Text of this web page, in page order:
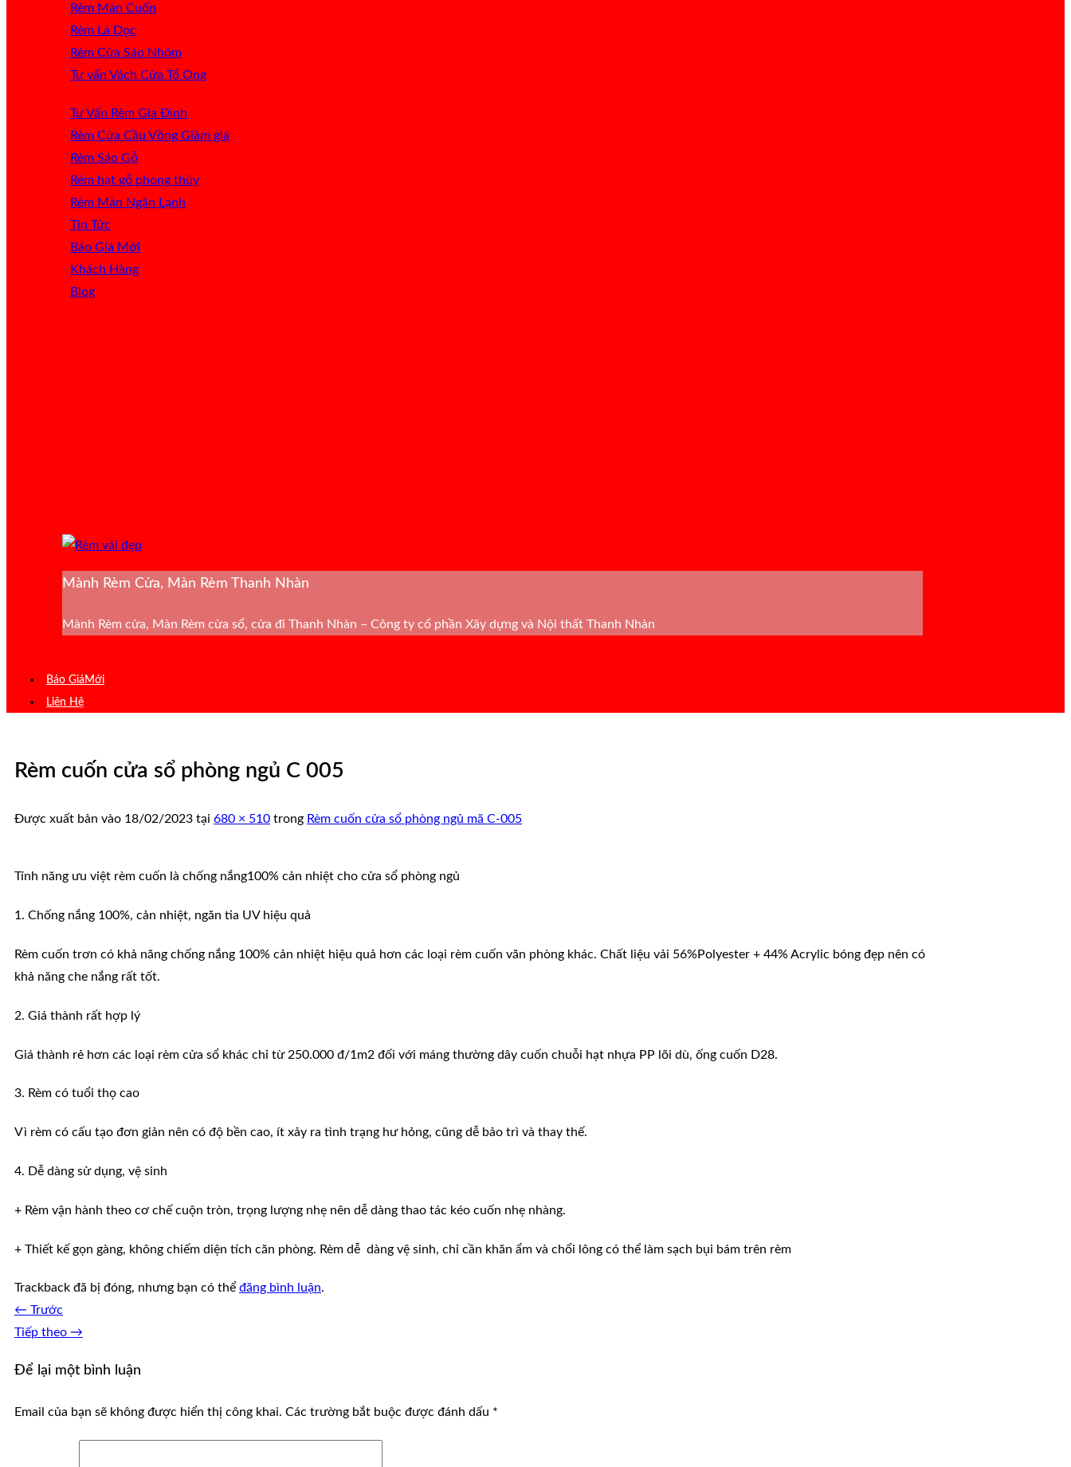
Rèm Màn Cuốn
Rèm Lá Dọc
Rèm Cửa Sáo Nhôm
Tư vấn Vách Cửa Tổ Ong
Tư Vấn Rèm Gia Đình
Rèm Cửa Cầu Vồng
Rèm Sáo Gỗ
Rèm hạt gỗ phong thủy
Rèm Màn Ngăn Lạnh
Tin Tức
Báo Giá
Khách Hàng
Blog
Mành Rèm Cửa, Màn Rèm Thanh Nhàn
Mành Rèm cửa, Màn Rèm cửa sổ, cửa đi Thanh Nhàn – Công ty cổ phần Xây dựng và Nội thất Thanh Nhàn
Báo Giá
Liên Hệ
Rèm cuốn cửa sổ phòng ngủ C 005
Được xuất bản vào 18/02/2023 tại 680 × 510 trong Rèm cuốn cửa sổ phòng ngủ mã C-005
Tính năng ưu việt rèm cuốn là chống nắng100% cản nhiệt cho cửa sổ phòng ngủ
1. Chống nắng 100%, cản nhiệt, ngăn tia UV hiệu quả
Rèm cuốn trơn có khả năng chống nắng 100% cản nhiệt hiệu quả hơn các loại rèm cuốn văn phòng khác. Chất liệu vải 56%Polyester + 44% Acrylic bóng đẹp nên có
khả năng che nắng rất tốt.
2. Giá thành rất hợp lý
Giá thành rẻ hơn các loại rèm cửa sổ khác chỉ từ 250.000 đ/1m2 đối với máng thường dây cuốn chuỗi hạt nhựa PP lõi dù, ống cuốn D28.
3. Rèm có tuổi thọ cao
Vì rèm có cấu tạo đơn giản nên có độ bền cao, ít xảy ra tình trạng hư hỏng, cũng dễ bảo trì và thay thế.
4. Dễ dàng sử dụng, vệ sinh
+ Rèm vận hành theo cơ chế cuộn tròn, trọng lượng nhẹ nên dễ dàng thao tác kéo cuốn nhẹ nhàng.
+ Thiết kế gọn gàng, không chiếm diện tích căn phòng. Rèm dễ dàng vệ sinh, chỉ cần khăn ẩm và chổi lông có thể làm sạch bụi bám trên rèm
Trackback đã bị đóng, nhưng bạn có thể đăng bình luận.
← Trước
Tiếp theo →
Để lại một bình luận
Email của bạn sẽ không được hiển thị công khai. Các trường bắt buộc được đánh dấu *